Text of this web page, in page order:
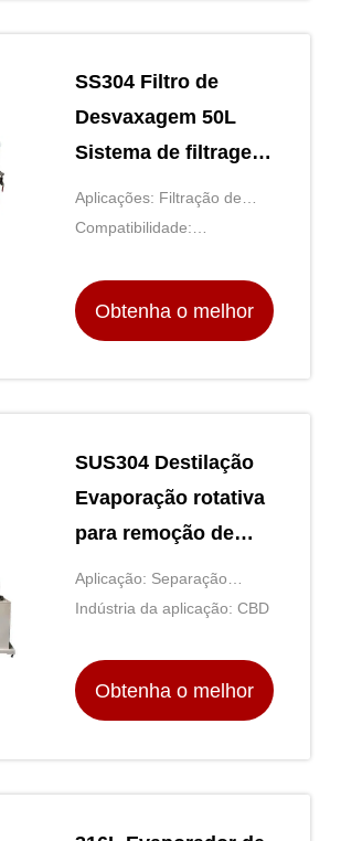
SS304 Filtro de
Desvaxagem 50L
Sistema de filtragem
a vácuo de alto
rendimento
Aplicações: Filtração de
laboratório, esterilização,
Compatibilidade:
das membranas de filtro
Obtenha o melhor
SUS304 Destilação
Evaporação rotativa
para remoção de
solvente
Aplicação: Separação
química, destilação
Indústria da aplicação: CBD
Obtenha o melhor